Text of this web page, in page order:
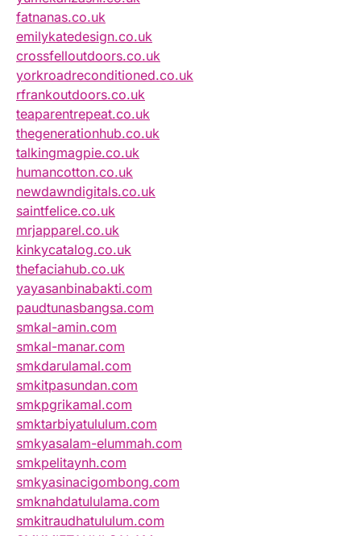
fatnanas.co.uk
emilykatedesign.co.uk
crossfelloutdoors.co.uk
yorkroadreconditioned.co.uk
rfrankoutdoors.co.uk
teaparentrepeat.co.uk
thegenerationhub.co.uk
talkingmagpie.co.uk
humancotton.co.uk
newdawndigitals.co.uk
saintfelice.co.uk
mrjapparel.co.uk
kinkycatalog.co.uk
thefaciahub.co.uk
yayasanbinabakti.com
paudtunasbangsa.com
smkal-amin.com
smkal-manar.com
smkdarulamal.com
smkitpasundan.com
smkpgrikamal.com
smktarbiyatululum.com
smkyasalam-elummah.com
smkpelitaynh.com
smkyasinacigombong.com
smknahdatululama.com
smkitraudhatululum.com